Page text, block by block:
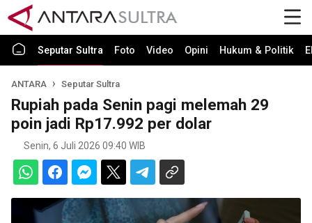
Seputar Sultra Foto Video Opini Hukum & Politik
ANTARA Seputar Sultra
Rupiah pada Senin pagi melemah 29
poin jadi Rp17.992 per dolar
Senin, 6 Juli 2026 09:40 WIB